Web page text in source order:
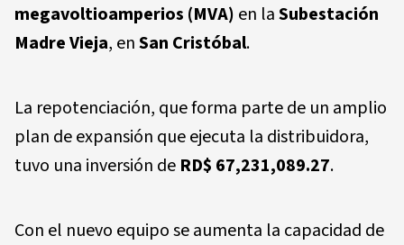
megavoltioamperios (MVA) en laSubestación
Madre Vieja, enSan Cristóbal.
La repotenciación, que forma parte de un amplio
plan de expansión que ejecuta la distribuidora,
tuvo una inversión de RD$ 67,231,089.27.
Con el nuevo equipo se aumenta la capacidad de